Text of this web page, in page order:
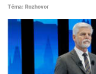
Téma: Rozhovor